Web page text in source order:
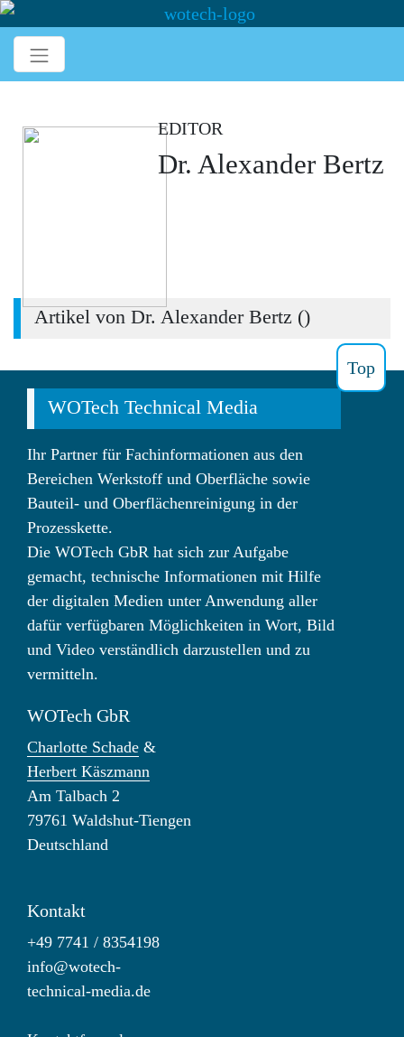
EDITOR
Dr. Alexander Bertz
Artikel von Dr. Alexander Bertz ()
Top
WOTech Technical Media
Ihr Partner für Fachinformationen aus den
Bereichen Werkstoff und Oberfläche sowie
Bauteil- und Oberflächenreinigung in der
Prozesskette.
Die WOTech GbR hat sich zur Aufgabe
gemacht, technische Informationen mit Hilfe
der digitalen Medien unter Anwendung aller
dafür verfügbaren Möglichkeiten in Wort, Bild
und Video verständlich darzustellen und zu
vermitteln.
WOTech GbR
Charlotte Schade &
Herbert Käszmann
Am Talbach 2
79761 Waldshut-Tiengen
Deutschland
Kontakt
+49 7741 / 8354198
info@wotech-
technical-media.de